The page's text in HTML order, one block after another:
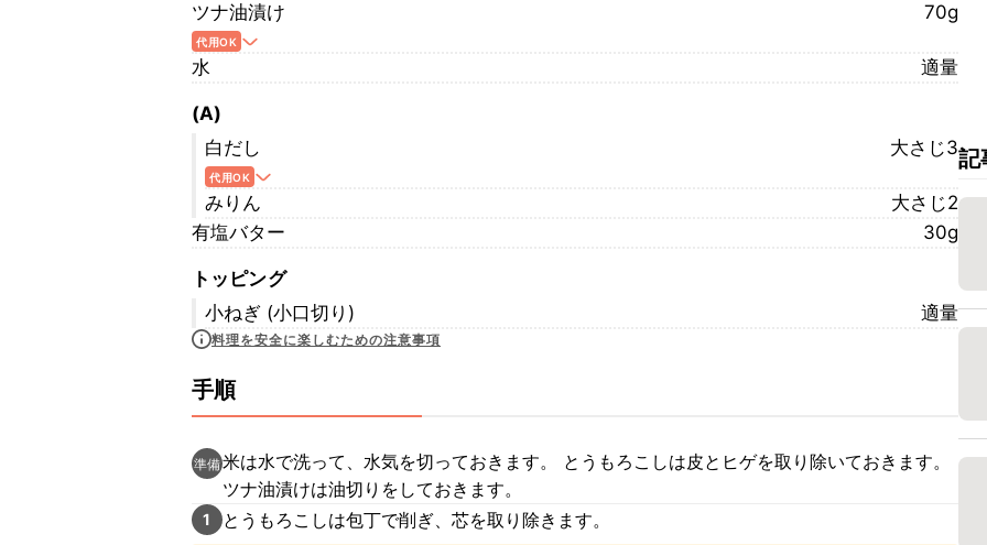
ツナ油漬け
70g
代用OK
水 適量
(A)
白だし
大さじ3
代用OK
みりん
大さじ2
有塩バター
30g
トッピング
小ねぎ (小口切り)
適量
料理を安全に楽しむための注意事項
手順
準備米は水で洗って、水気を切っておきます。 とうもろこしは皮とヒゲを取り除いておきます。
ツナ油漬けは油切りをしておきます。
1 とうもろこしは包丁で削ぎ、芯を取り除きます。
記